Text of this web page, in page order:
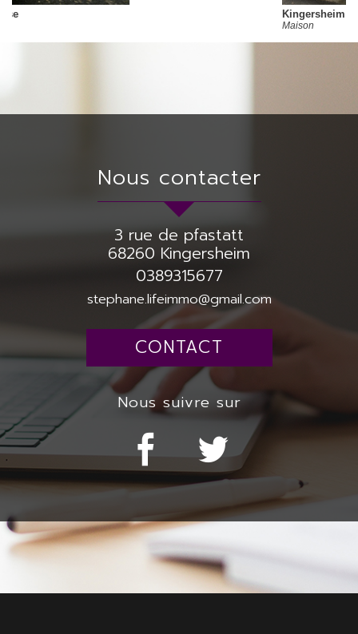
nous contacter
3 rue de pfastatt
68260 Kingersheim
0389315677
stephane.lifeimmo@gmail.com
CONTACT
nous suivre sur